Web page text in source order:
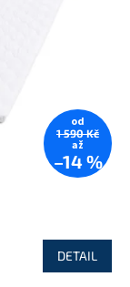
od
1 590 Kč
až
–14 %
DETAIL